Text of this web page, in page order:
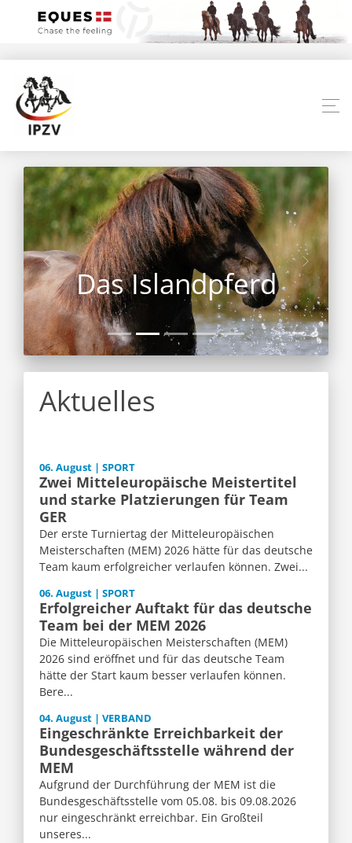
Das Islandpferd
Aktuelles
06. August | SPORT
Zwei Mitteleuropäische Meistertitel
und starke Platzierungen für Team
GER
Der erste Turniertag der Mitteleuropäischen
Meisterschaften (MEM) 2026 hätte für das deutsche
Team kaum erfolgreicher verlaufen können. Zwei...
06. August | SPORT
Erfolgreicher Auftakt für das deutsche
Team bei der MEM 2026
Die Mitteleuropäischen Meisterschaften (MEM)
2026 sind eröffnet und für das deutsche Team
hätte der Start kaum besser verlaufen können.
Bere...
04. August | VERBAND
Eingeschränkte Erreichbarkeit der
Bundesgeschäftsstelle während der
MEM
Aufgrund der Durchführung der MEM ist die
Bundesgeschäftsstelle vom 05.08. bis 09.08.2026
nur eingeschränkt erreichbar. Ein Großteil
unseres...